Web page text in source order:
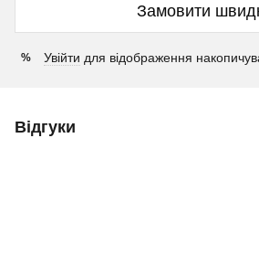
Замовити
% Увійти для відображення
Відгуки